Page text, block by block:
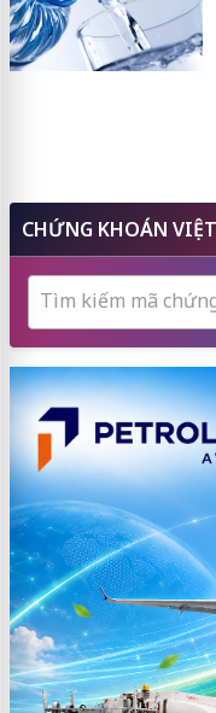
CHỨNG KHOÁN
Tìm kiếm mã